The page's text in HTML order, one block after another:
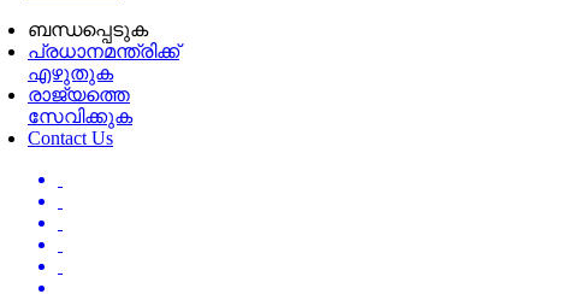
ബന്ധപ്പെടുക
പ്രധാനമന്ത്രിക്ക്
എഴുതുക
രാജ്യത്തെ
സേവിക്കുക
Contact Us